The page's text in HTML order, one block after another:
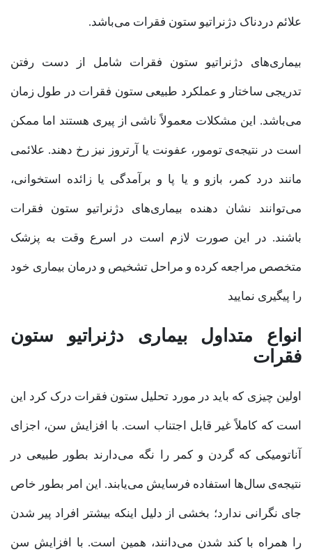
علائم دردناک دژنراتیو ستون فقرات می‌باشد.
بیماری‌های دژنراتیو ستون فقرات شامل از دست رفتن
تدریجی ساختار و عملکرد طبیعی ستون فقرات در طول زمان
می‌باشد. این مشکلات معمولاً ناشی از پیری هستند اما ممکن
است در نتیجه‌ی تومور، عفونت یا آرتروز نیز رخ دهند. علائمی
مانند درد کمر، بازو و یا پا و برآمدگی یا زائده استخوانی،
می‌توانند نشان دهنده بیماری‌های دژنراتیو ستون فقرات
باشند. در این صورت لازم است در اسرع وقت به پزشک
متخصص مراجعه کرده و مراحل تشخیص و درمان بیماری خود
را پیگیری نمایید
انواع متداول بیماری دژنراتیو ستون
فقرات
اولین چیزی که باید در مورد تحلیل ستون فقرات درک کرد این
است که کاملاً غیر قابل اجتناب است. با افزایش سن، اجزای
آناتومیکی که گردن و کمر را نگه می‌دارند بطور طبیعی در
نتیجه‌ی سال‌ها استفاده فرسایش می‌یابند. این امر بطور خاص
جای نگرانی ندارد؛ بخشی از دلیل اینکه بیشتر افراد پیر شدن
را همراه با کند شدن می‌دانند، همین است. با افزایش سن